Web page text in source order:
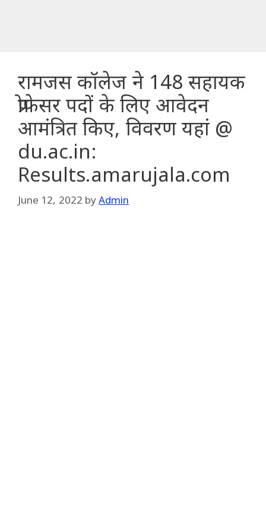
रामजस कॉलेज ने 148 सहायक
प्रोफेसर पदों के लिए आवेदन
आमंत्रित किए, विवरण यहां @
du.ac.in:
Results.amarujala.com
June 12, 2022 byAdmin